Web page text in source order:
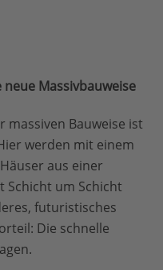
Massivbauweise
massiven Bauweise ist
werden mit einem
aus einer
Schicht um Schicht
futuristisches
Die schnelle